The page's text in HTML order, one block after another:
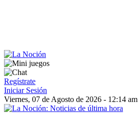
Regístrate
Iniciar Sesión
Viernes, 07 de Agosto de 2026 - 12:14 am